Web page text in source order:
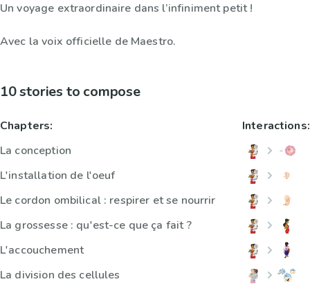
Un voyage extraordinaire dans l’infiniment petit !
Avec la voix officielle de Maestro.
10 stories to compose
Chapters:
La conception
L'installation de l'oeuf
Le cordon ombilical : respirer et se nourrir
La grossesse : qu'est-ce que ça fait ?
L'accouchement
La division des cellules
Interactions: